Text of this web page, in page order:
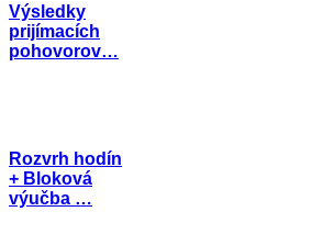
Výsledky
prijímacích
pohovorov…
Rozvrh hodín
+ Bloková
výučba …